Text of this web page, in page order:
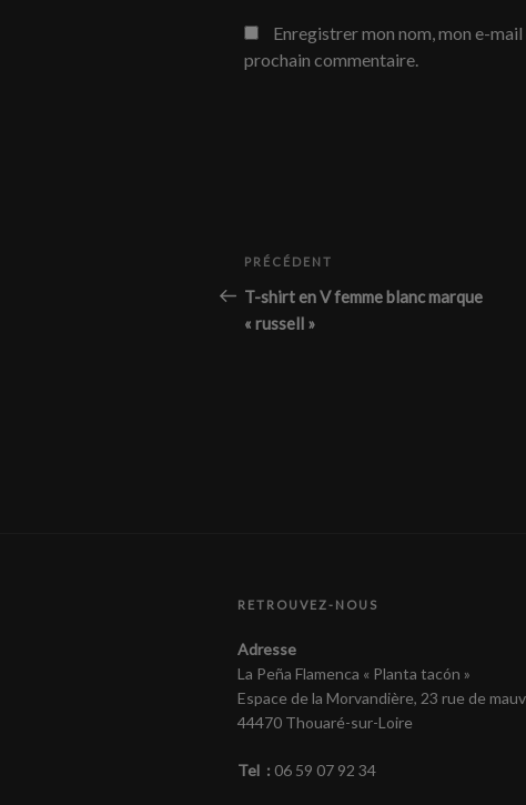
Enregistrer mon nom, mon e-
prochain commentaire.
Navigation
de
l’article
Article
précédent
PRÉCÉDENT
T-shirt en V femme blanc marque
« russell »
RETROUVEZ-NOUS
Adresse
La Peña Flamenca « Planta tacón »
Espace de la Morvandière, 23 rue de
44470 Thouaré-sur-Loire
Tel : 06 59 07 92 34